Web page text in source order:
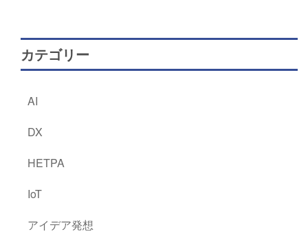
カテゴリー
AI
DX
HETPA
IoT
アイデア発想